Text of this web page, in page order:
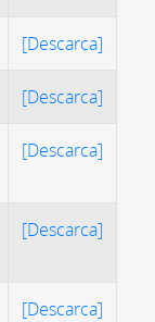
[Descarca]
[Descarca]
[Descarca]
[Descarca]
[Descarca]